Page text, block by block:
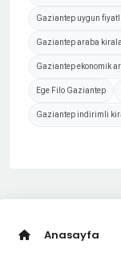
Gaziantep uygun
Gaziantep araba
Gaziantep ekonomik
Ege Filo Gaziantep
Gaziantep indirimli
Anasayfa